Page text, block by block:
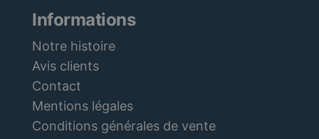
Informations
Notre histoire
Avis clients
Contact
Mentions légales
Conditions générales de vente